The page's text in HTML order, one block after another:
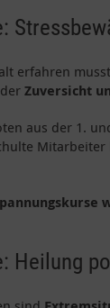
erfahren
Zuversicht
aus der 1.
Heilung